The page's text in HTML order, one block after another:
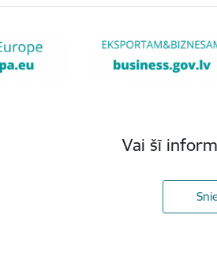
Vai šī